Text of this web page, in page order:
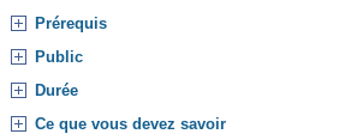
Prérequis
Public
Durée
Ce que vous devez savoir